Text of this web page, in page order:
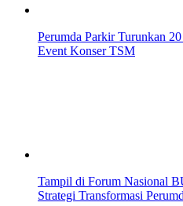
Perumda Parkir Turunkan
Event Konser TSM
Tampil di Forum Nasional
Strategi Transformasi